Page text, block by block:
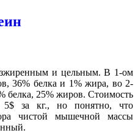
и цельным. В 1-ом
36% белка и 1% жира, во 2-
белка, 25% жиров. Стоимость
5$ за кг., но понятно, что
чистой мышечной массы